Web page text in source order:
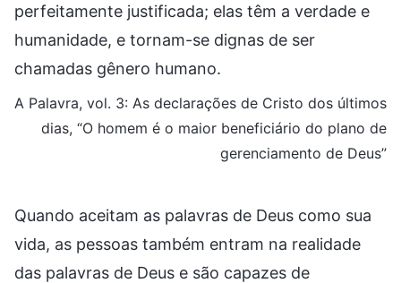
perfeitamente justificada; elas têm a verdade e
humanidade, e tornam-se dignas de ser
chamadas gênero humano.
A Palavra, vol. 3: As declarações de Cristo dos últimos
dias, “O homem é o maior beneficiário do plano de
gerenciamento de Deus”
Quando aceitam as palavras de Deus como sua
vida, as pessoas também entram na realidade
das palavras de Deus e são capazes de